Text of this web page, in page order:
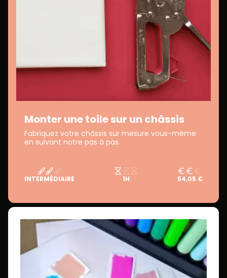
Monter une toile sur un châssis
Fabriquez votre châssis sur mesure vous-même
en suivant notre pas à pas.
INTERMÉDIAIRE 1H 54,05 €